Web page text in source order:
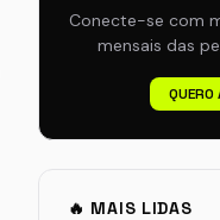
Conecte-se com
mensais das
🔥 MAIS LIDAS